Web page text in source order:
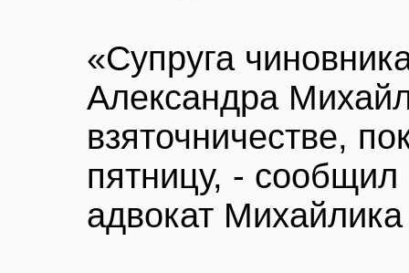
«Супруга
Александра
взяточничестве,
пятницу, - сообщил
адвокат